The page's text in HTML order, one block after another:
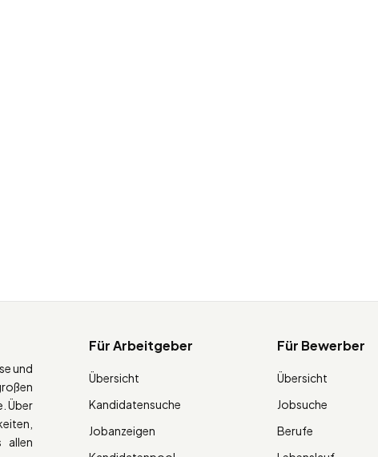
und
Über
allen
Für Arbeitgeber
Übersicht
Kandidatensuche
Jobanzeigen
Für Bewerber
Übersicht
Jobsuche
Berufe